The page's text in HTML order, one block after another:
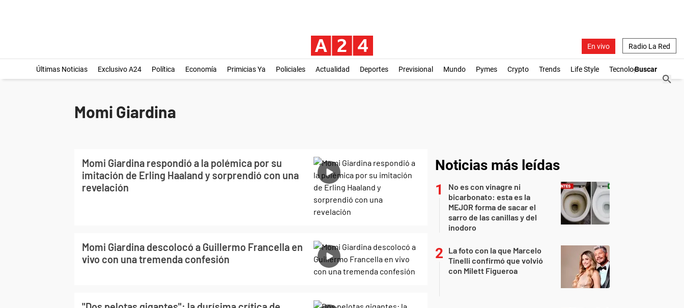
En vivo Radio La Red
Últimas Noticias Exclusivo A24 Política Economía Primicias Ya Policiales Actualidad Deportes Previsional Mundo Pymes Crypto Trends Life Style Tecnología
Momi Giardina
Momi Giardina respondió a la polémica por su
imitación de Erling Haaland y sorprendió con una
revelación
Momi Giardina descolocó a Guillermo Francella en
vivo con una tremenda confesión
Noticias más leídas
No es con vinagre ni
bicarbonato: esta es la
MEJOR forma de sacar el
sarro de las canillas y del
inodoro
La foto con la que Marcelo
Tinelli confirmó que volvió
con Milett Figueroa